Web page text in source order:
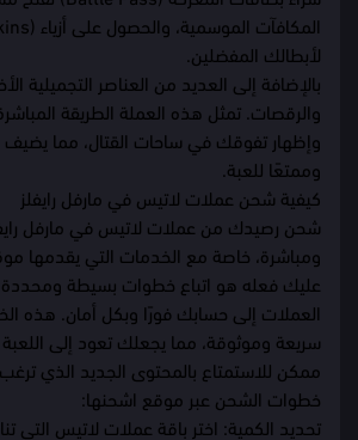
لأبطالك المفضلين.
بالإضافة إلى العديد من العناصر التجميلية
والرقصات. تمثل هذه العملة الطريقة
وإظهار تفوقك في ساحات القتال، مما يضيف
وممتعًا للعبة.
كيفية شحن عملات لاتيس في مارفل رايفلز
شحن رصيدك من عملات لاتيس في مارفل
ومباشرة، خاصة مع الخدمات التي يقدمها
عليك فعله هو اتباع خطوات بسيطة
العملات إلى حسابك فورًا وبكل أمان. هذه
سريعة وموثوقة، مما يجعلك تعود إلى
ممكن للاستمتاع بالمحتوى الجديد الذي
خطوات الشحن عبر موقع اشحنها:
تحديد الكمية: اختر باقة عملات لاتيس التي